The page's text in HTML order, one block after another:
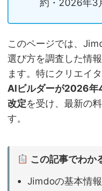
約・2026年3
このページでは、
選び方を調査した情
ます。特にクリエイ
AIビルダーが2026年
改定を受け、最新の
す。
この記事でわか
Jimdoの基本情